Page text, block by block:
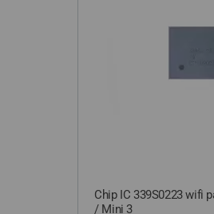
Chip IC 339S0223 wifi
/ Mini 3